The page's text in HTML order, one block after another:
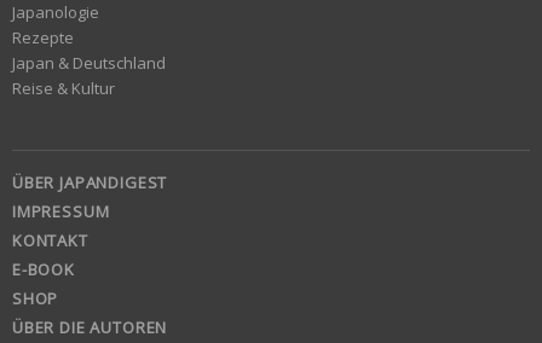
Japanologie
Rezepte
Japan & Deutschland
Reise & Kultur
ÜBER JAPANDIGEST
IMPRESSUM
KONTAKT
E-BOOK
SHOP
ÜBER DIE AUTOREN